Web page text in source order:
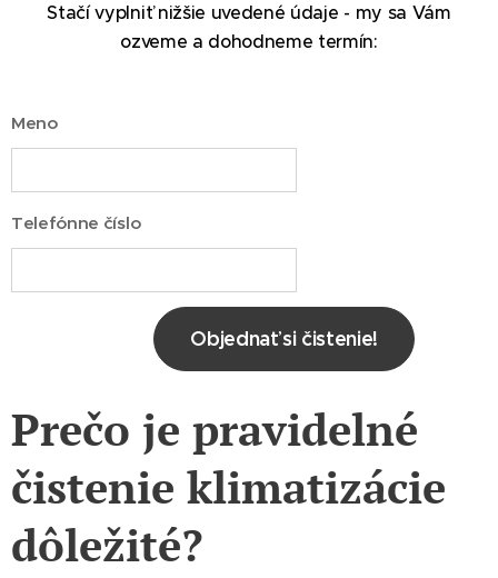
Stačí vyplniť nižšie uvedené údaje - my sa Vám
ozveme a dohodneme termín:
Meno
Telefónne číslo
Objednať si čistenie!
Prečo je pravidelné
čistenie klimatizácie
dôležité?